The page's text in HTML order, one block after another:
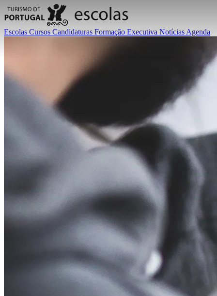
Escolas Cursos Candidaturas Formação Executiva Notícias Agenda